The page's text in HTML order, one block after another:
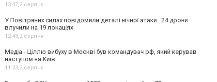
13:47,2 серпня
У Повітряних силах повідомили деталі нічної атаки . 24 дрони
влучили на 19 локаціях
12:43,2 серпня
Медіа - Ціллю вибуху в Москві був командувач рф, який керував
наступом на Київ
11:33,2 серпня